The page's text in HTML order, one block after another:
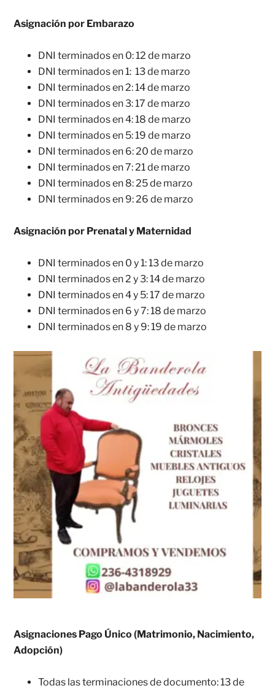
Asignación por Embarazo
DNI terminados en 0: 12 de marzo
DNI terminados en 1: 13 de marzo
DNI terminados en 2: 14 de marzo
DNI terminados en 3: 17 de marzo
DNI terminados en 4: 18 de marzo
DNI terminados en 5: 19 de marzo
DNI terminados en 6: 20 de marzo
DNI terminados en 7: 21 de marzo
DNI terminados en 8: 25 de marzo
DNI terminados en 9: 26 de marzo
Asignación por Prenatal y Maternidad
DNI terminados en 0 y 1: 13 de marzo
DNI terminados en 2 y 3: 14 de marzo
DNI terminados en 4 y 5: 17 de marzo
DNI terminados en 6 y 7: 18 de marzo
DNI terminados en 8 y 9: 19 de marzo
Asignaciones Pago Único (Matrimonio, Nacimiento,
Adopción)
Todas las terminaciones de documento: 13 de